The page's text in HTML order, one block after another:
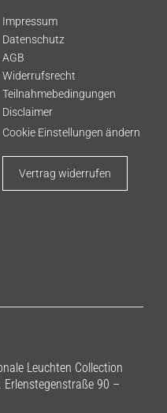
Impressum
Datenschutz
AGB
Widerrufsrecht
Teilnahmebedingungen
Disclaimer
Cookie Einstellungen ändern
Vertrag widerrufen
Leuchten Collection
Erlenstegenstraße 90 –